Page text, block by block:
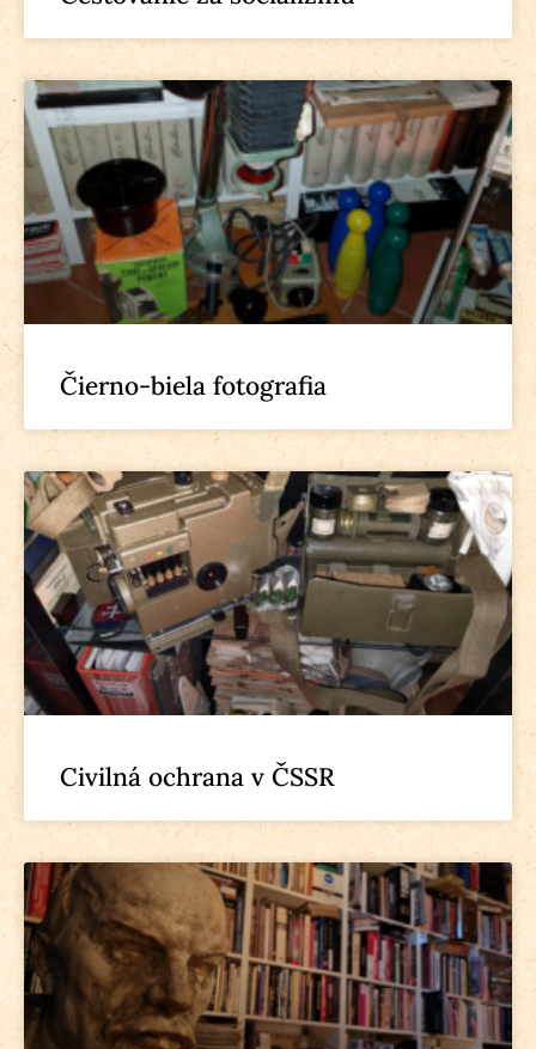
Čierno-biela fotografia
Civilná ochrana v ČSSR